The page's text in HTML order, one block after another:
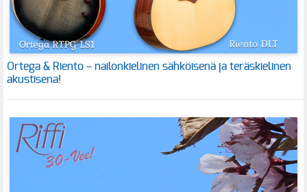
Ortega & Riento – nailonkielinen sähköisenä ja teräskielinen
akustisena!